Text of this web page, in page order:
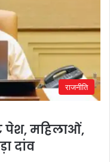
राजनीति
पेश, महिलाओं,
दांव